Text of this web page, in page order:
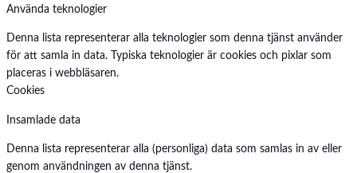
Använda teknologier
Denna lista representerar alla teknologier som denna tjänst använder
för att samla in data. Typiska teknologier är cookies och pixlar som
placeras i webbläsaren.
Cookies
Insamlade data
Denna lista representerar alla (personliga) data som samlas in av eller
genom användningen av denna tjänst.